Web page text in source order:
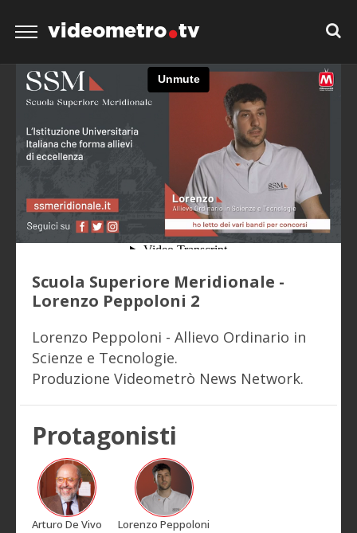
videometro tv
Scuola Superiore Meridionale -
Lorenzo Peppoloni 2
Lorenzo Peppoloni - Allievo Ordinario in
Scienze e Tecnologie.
Produzione Videometrò News Network.
Protagonisti
Arturo De Vivo Lorenzo Peppoloni